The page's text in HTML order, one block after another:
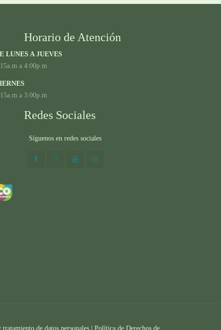
Horario de Atención
LUNES A JUEVES
a 4:00p.m
a 3:00p.m
Redes Sociales
Síguenos en redes sociales
de datos personales | Política de Derechos de